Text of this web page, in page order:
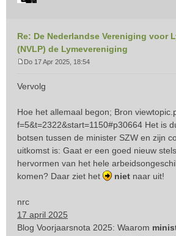
Re: De Nederlandse Vereniging voor
(NVLP) de Lymevereniging
r
c
h
t
Do 17 Apr 2025, 18:54
Vervolg
Hoe het allemaal begon; Bron
f=5&t=2322&start=1150#p30664 Het is
botsen tussen de minister SZW en zijn
uitkomst is: Gaat er een goed nieuw
hervormen van het hele
komen? Daar ziet het
niet naar uit!
nrc
17 april 2025
Blog Voorjaarsnota 2025: Waarom